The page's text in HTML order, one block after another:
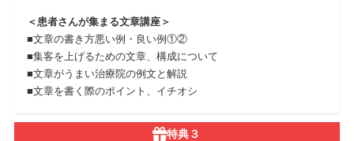
＜患者さんが集まる文章講座＞
■文章の書き方悪い例・良い例①②
■集客を上げるための文章、構成について
■文章がうまい治療院の例文と解説
■文章を書く際のポイント、イチオシ
特典３